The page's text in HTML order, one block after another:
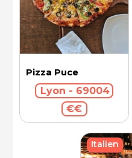
Pizza Puce
Lyon - 69004
€€
Italien